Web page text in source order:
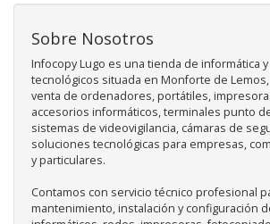
Sobre Nosotros
Infocopy Lugo es una tienda de informática
tecnológicos situada en Monforte de
venta de ordenadores, portátiles,
accesorios informáticos, terminales punto
sistemas de videovigilancia, cámaras de
soluciones tecnológicas para empresas,
y particulares.
Contamos con servicio técnico profesional
mantenimiento, instalación y configuración